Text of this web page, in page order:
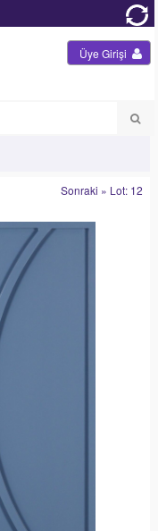
Üye Girişi
Sonraki » Lot: 12